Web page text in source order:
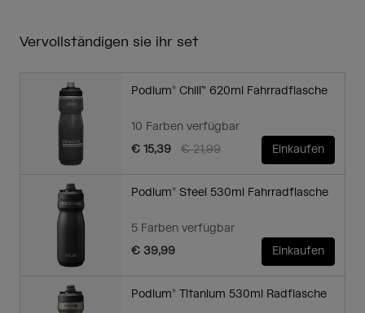
Vervollständigen sie ihr set
Podium® Chill™ 620ml Fahrradflasche
10 Farben verfügbar
Price reduced from
€ 21,99to
€ 15,39 Einkaufen
Podium® Steel 530ml Fahrradflasche
5 Farben verfügbar
€ 39,99
Einkaufen
Podium® Titanium 530ml Radflasche